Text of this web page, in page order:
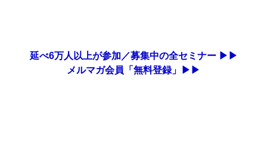
延べ6万人以上が参加／募集中の全セミナー ▶▶
メルマガ会員「無料登録」▶▶